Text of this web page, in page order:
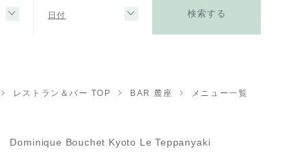
日付 検索する
レストラン＆バー TOP BAR 麓座 メニュー一覧
Dominique Bouchet Kyoto Le Teppanyaki